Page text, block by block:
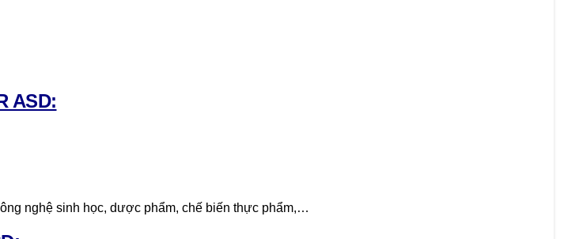
ASD:
nghệ sinh học, dược phẩm, chế biến thực phẩm,…